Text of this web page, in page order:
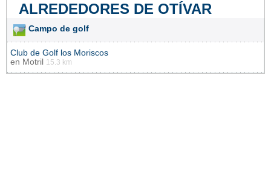
ALREDEDORES DE OTÍVAR
Campo de golf
Club de Golf los Moriscos
en Motril 15.3 km